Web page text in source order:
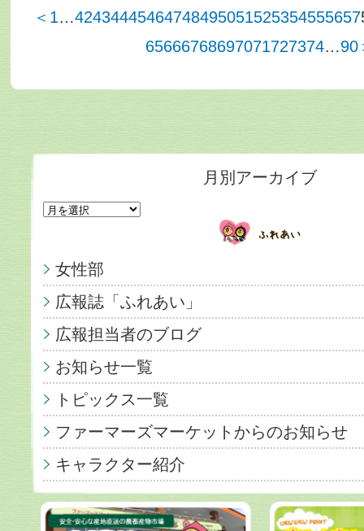
＜ 1…42434445464748495051525354555657
65666768697071727374…90
月別アーカイブ
女性部
広報誌「ふれあい」
広報担当者のブログ
お知らせ一覧
トピックス一覧
ファーマーズマーケットからのお知らせ
キャラクター紹介